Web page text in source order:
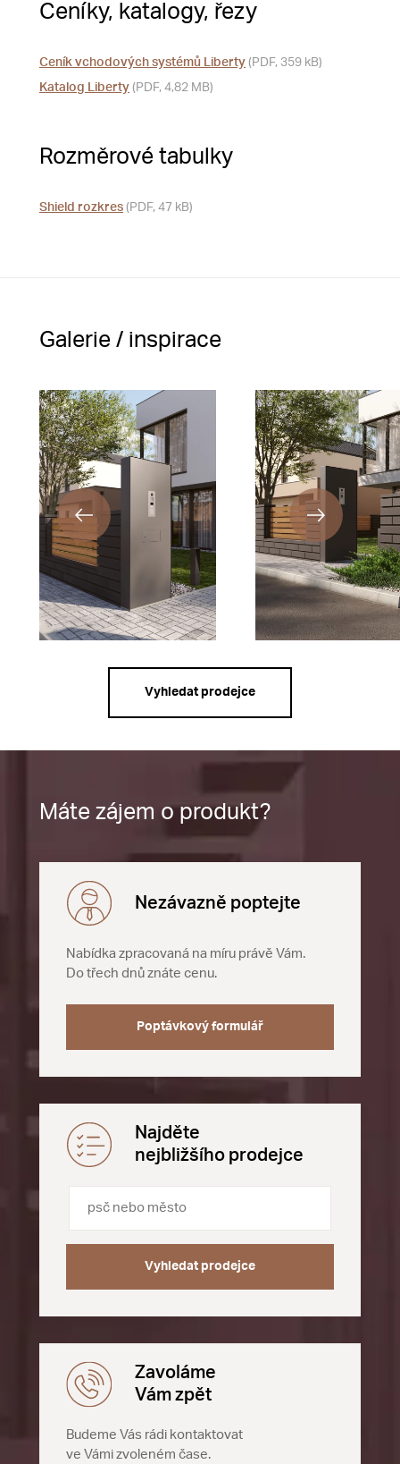
Ceníky, katalogy, řezy
Ceník vchodových systémů Liberty (PDF, 359 kB)
Katalog Liberty (PDF, 4,82 MB)
Rozměrové tabulky
Shield rozkres (PDF, 47 kB)
Galerie / inspirace
Vyhledat prodejce
Máte zájem o produkt?
Nezávazně poptejte
Nabídka zpracovaná na míru právě Vám.
Do třech dnů znáte cenu.
Poptávkový formulář
Najděte
nejbližšího prodejce
Vyhledat prodejce
Zavoláme
Vám zpět
Budeme Vás rádi kontaktovat
ve Vámi zvoleném čase.